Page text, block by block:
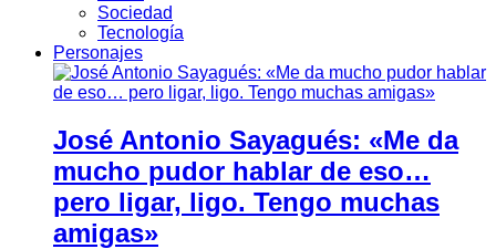
Sociedad
Tecnología
Personajes
José Antonio Sayagués: «Me da
mucho pudor hablar de eso…
pero ligar, ligo. Tengo muchas
amigas»